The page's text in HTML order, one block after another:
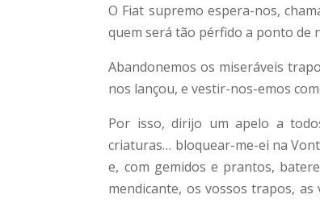
O Fiat supremo espera-nos,
quem será tão pérfido a ponto de
Abandonemos os miseráveis
nos lançou, e vestir-nos-emos
Por isso, dirijo um apelo a
criaturas… bloquear-me-ei na
e, com gemidos e prantos,
mendicante, os vossos trapos,